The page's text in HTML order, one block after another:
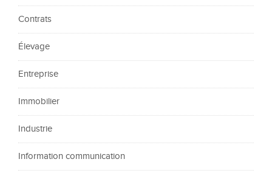
Contrats
Élevage
Entreprise
Immobilier
Industrie
Information communication